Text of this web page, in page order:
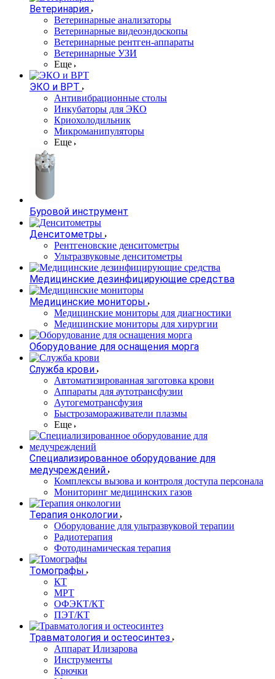
Ветеринария
Ветеринарные анализаторы
Ветеринарные видеоэндоскопы
Ветеринарные рентген-аппараты
Ветеринарные УЗИ
Еще
ЭКО и ВРТ
Антивибрационные столы
Инкубаторы для ЭКО
Криохолодильник
Микроманипуляторы
Еще
Буровой инструмент
Денситометры
Рентгеновские денситометры
Ультразвуковые денситометры
Медицинские дезинфицирующие средства
Медицинские мониторы
Медицинские мониторы для диагностики
Медицинские мониторы для хирургии
Оборудование для оснащения морга
Служба крови
Автоматизированная заготовка крови
Аппараты для аутотрансфузии
Аутогемотрансфузия
Быстрозамораживатели плазмы
Еще
Специализированное оборудование для
медучреждений
Комплексы вызова и контроля доступа персонала
Мониторинг медицинских газов
Терапия онкологии
Оборудование для ультразвуковой терапии
Радиотерапия
Фотодинамическая терапия
Томографы
КТ
МРТ
ОФЭКТ/КТ
ПЭТ/КТ
Травматология и остеосинтез
Аппарат Илизарова
Инструменты
Крючки